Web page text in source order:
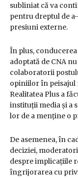
subliniat că va
pentru dreptul de
presiuni externe.
În plus,
adoptată de CNA
colaboratorii
opiniilor în peisajul
Realitatea Plus a
instituții media și a
lor de a menține o
De asemenea, în
deciziei,
despre implicațiile
îngrijorarea cu